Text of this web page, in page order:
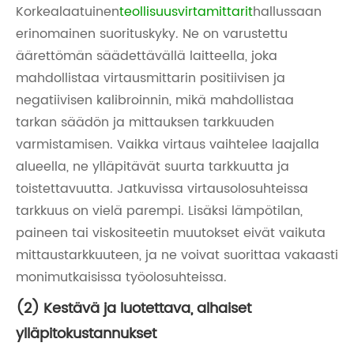
Korkealaatuinenteollisuusvirtamittarithallussaan
erinomainen suorituskyky. Ne on varustettu
äärettömän säädettävällä laitteella, joka
mahdollistaa virtausmittarin positiivisen ja
negatiivisen kalibroinnin, mikä mahdollistaa
tarkan säädön ja mittauksen tarkkuuden
varmistamisen. Vaikka virtaus vaihtelee laajalla
alueella, ne ylläpitävät suurta tarkkuutta ja
toistettavuutta. Jatkuvissa virtausolosuhteissa
tarkkuus on vielä parempi. Lisäksi lämpötilan,
paineen tai viskositeetin muutokset eivät vaikuta
mittaustarkkuuteen, ja ne voivat suorittaa vakaasti
monimutkaisissa työolosuhteissa.
(2) Kestävä ja luotettava, alhaiset
ylläpitokustannukset